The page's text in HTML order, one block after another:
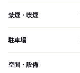
禁煙・喫煙
駐車場
空間・設備